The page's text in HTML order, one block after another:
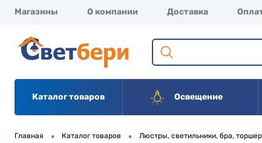
Магазины О компании Доставка
Каталог товаров Освещение
Главная • Каталог товаров • Люстры, светильники, бра,